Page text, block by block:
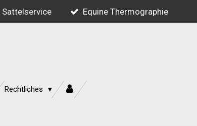
Sattelservice Equine Thermographie
Rechtliches